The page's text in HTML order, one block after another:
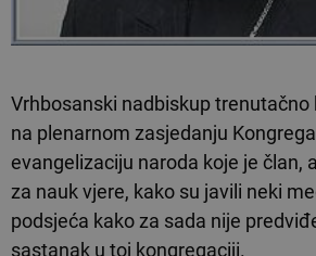
Vrhbosanski nadbiskup trenutačno
na plenarnom zasjedanju
evangelizaciju naroda koje je član,
za nauk vjere, kako su javili neki
podsjeća kako za sada nije
sastanak u toj kongregaciji.